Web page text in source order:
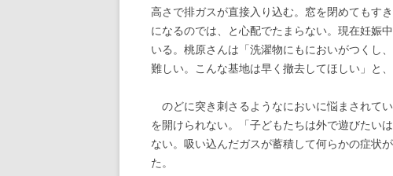
高さで排ガスが直接入り込む。窓を閉めてもす
になるのでは、と心配でたまらない。現在妊娠
いる。桃原さんは「洗濯物にもにおいがつくし
難しい。こんな基地は早く撤去してほしい」と、
のどに突き刺さるようなにおいに悩まされて
を開けられない。「子どもたちは外で遊びたい
ない。吸い込んだガスが蓄積して何らかの症状
た。